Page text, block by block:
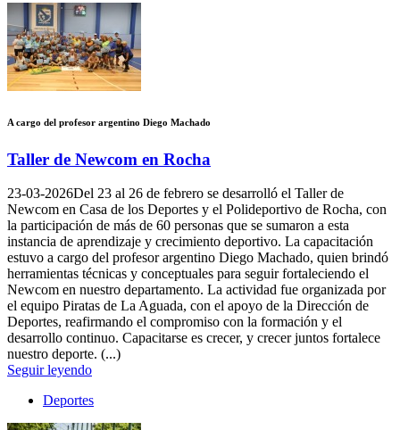
A cargo del profesor argentino Diego Machado
Taller de Newcom en Rocha
23-03-2026Del 23 al 26 de febrero se desarrolló el Taller de
Newcom en Casa de los Deportes y el Polideportivo de Rocha, con
la participación de más de 60 personas que se sumaron a esta
instancia de aprendizaje y crecimiento deportivo. La capacitación
estuvo a cargo del profesor argentino Diego Machado, quien brindó
herramientas técnicas y conceptuales para seguir fortaleciendo el
Newcom en nuestro departamento. La actividad fue organizada por
el equipo Piratas de La Aguada, con el apoyo de la Dirección de
Deportes, reafirmando el compromiso con la formación y el
desarrollo continuo. Capacitarse es crecer, y crecer juntos fortalece
nuestro deporte. (...)
Seguir leyendo
Deportes